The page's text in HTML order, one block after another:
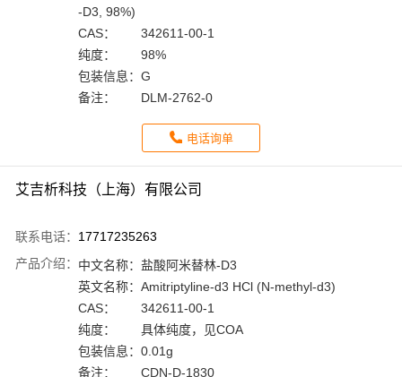
-D3, 98%)
CAS：
342611-00-1
纯度：
98%
包装信息： G
备注：
DLM-2762-0
电话询单
艾吉析科技（上海）有限公司
联系电话： 17717235263
产品介绍： 中文名称： 盐酸阿米替林-D3
英文名称： Amitriptyline-d3 HCl (N-methyl-d3)
CAS：
342611-00-1
纯度：
具体纯度，见COA
包装信息： 0.01g
备注：
CDN-D-1830